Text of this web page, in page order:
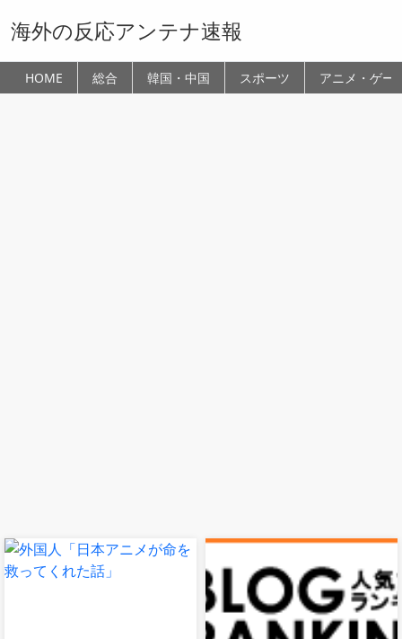
海外の反応アンテナ速報
HOME 総合 韓国・中国 スポーツ アニメ・ゲー